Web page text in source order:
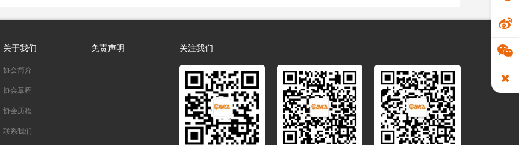
关于我们
协会简介
协会章程
协会历程
联系我们
免责声明 关注我们